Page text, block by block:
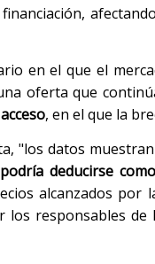
en el que el
oferta que
, en el que la
"los datos
podría deducirse
alcanzados
los responsables